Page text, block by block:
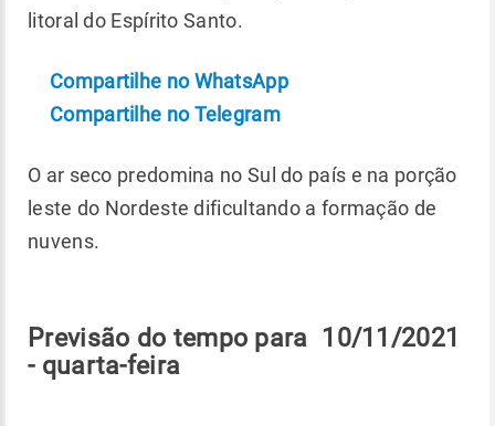
litoral do Espírito Santo.
Compartilhe no WhatsApp
Compartilhe no Telegram
O ar seco predomina no Sul do país e na porção
leste do Nordeste dificultando a formação de
nuvens.
Previsão do tempo para 10/11/2021
- quarta-feira